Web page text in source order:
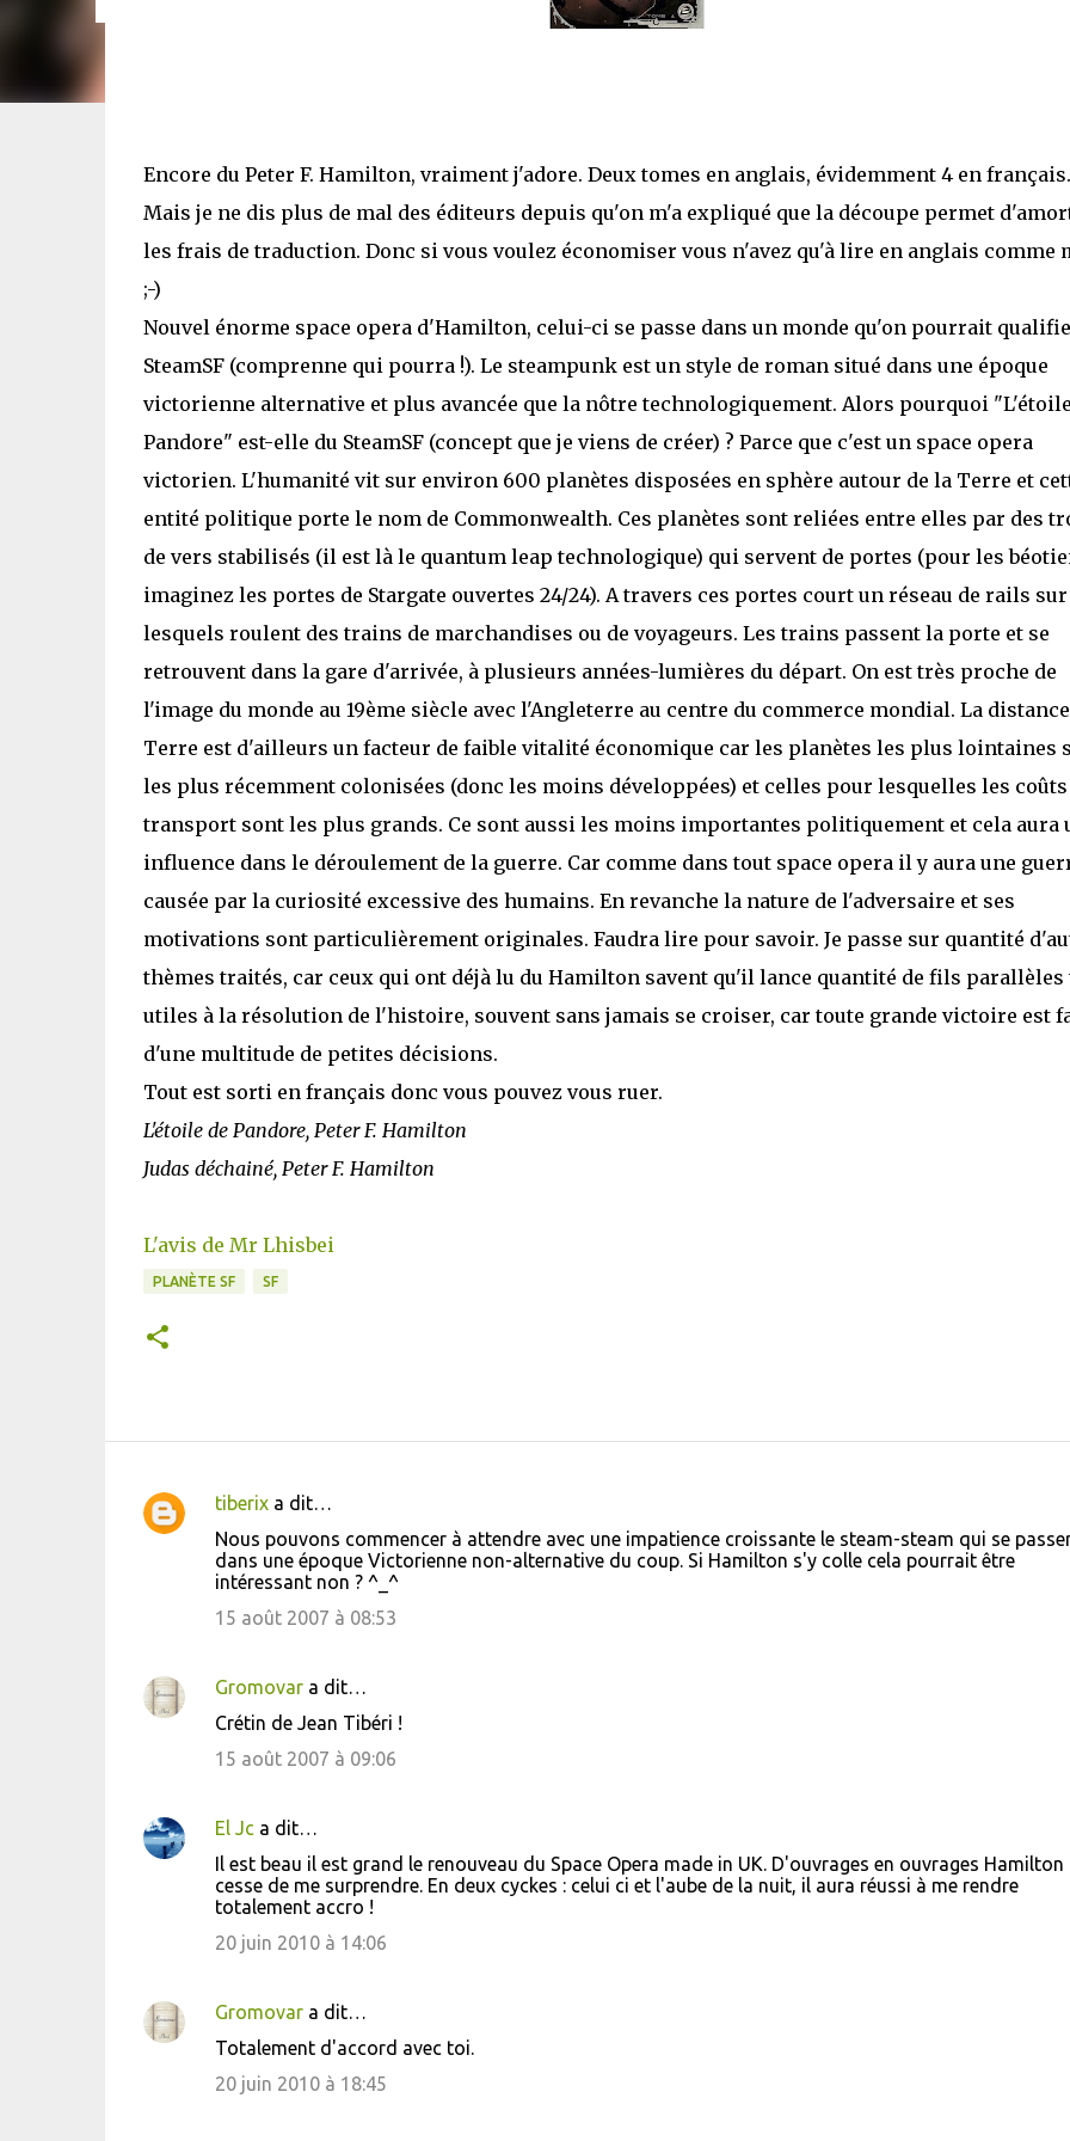
Encore du Peter F. Hamilton, vraiment j'adore. Deux tomes en anglais, évidemment 4 en français.
Mais je ne dis plus de mal des éditeurs depuis qu'on m'a expliqué que la découpe permet
les frais de traduction. Donc si vous voulez économiser vous n'avez qu'à lire en anglais comme
;-)
Nouvel énorme space opera d'Hamilton, celui-ci se passe dans un monde qu'on pourrait
SteamSF (comprenne qui pourra !). Le steampunk est un style de roman situé dans une époque
victorienne alternative et plus avancée que la nôtre technologiquement. Alors pourquoi
Pandore" est-elle du SteamSF (concept que je viens de créer) ? Parce que c'est un space opera
victorien. L'humanité vit sur environ 600 planètes disposées en sphère autour de la Terre et
entité politique porte le nom de Commonwealth. Ces planètes sont reliées entre elles par des
de vers stabilisés (il est là le quantum leap technologique) qui servent de portes (pour les
imaginez les portes de Stargate ouvertes 24/24). A travers ces portes court un réseau de rails sur
lesquels roulent des trains de marchandises ou de voyageurs. Les trains passent la porte et se
retrouvent dans la gare d'arrivée, à plusieurs années-lumières du départ. On est très proche de
l'image du monde au 19ème siècle avec l'Angleterre au centre du commerce mondial. La
Terre est d'ailleurs un facteur de faible vitalité économique car les planètes les plus lointaines
les plus récemment colonisées (donc les moins développées) et celles pour lesquelles les coûts
transport sont les plus grands. Ce sont aussi les moins importantes politiquement et cela aura
influence dans le déroulement de la guerre. Car comme dans tout space opera il y aura une
causée par la curiosité excessive des humains. En revanche la nature de l'adversaire et ses
motivations sont particulièrement originales. Faudra lire pour savoir. Je passe sur quantité
thèmes traités, car ceux qui ont déjà lu du Hamilton savent qu'il lance quantité de fils parallèles
utiles à la résolution de l'histoire, souvent sans jamais se croiser, car toute grande victoire est
d'une multitude de petites décisions.
Tout est sorti en français donc vous pouvez vous ruer.
L'étoile de Pandore, Peter F. Hamilton
Judas déchainé, Peter F. Hamilton
L'avis de Mr Lhisbei
PLANÈTE SF SF
C
n
t
r
e
tiberixa dit…
Nous pouvons commencer à attendre avec une impatience croissante le steam-steam qui se
dans une époque Victorienne non-alternative du coup. Si Hamilton s'y colle cela pourrait être
intéressant non ? ^_^
15 août 2007 à 08:53
Gromovara dit…
Crétin de Jean Tibéri !
15 août 2007 à 09:06
El Jca dit…
Il est beau il est grand le renouveau du Space Opera made in UK. D'ouvrages en ouvrages Hamilton
cesse de me surprendre. En deux cyckes : celui ci et l'aube de la nuit, il aura réussi à me rendre
totalement accro !
20 juin 2010 à 14:06
Gromovara dit…
Totalement d'accord avec toi.
20 juin 2010 à 18:45